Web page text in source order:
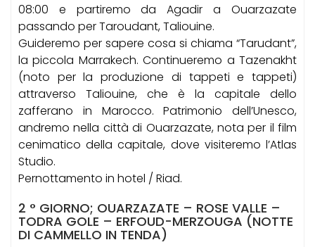
08:00 e partiremo da Agadir a Ouarzazate
passando per Taroudant, Taliouine.
Guideremo per sapere cosa si chiama “Tarudant”,
la piccola Marrakech. Continueremo a Tazenakht
(noto per la produzione di tappeti e tappeti)
attraverso Taliouine, che è la capitale dello
zafferano in Marocco. Patrimonio dell’Unesco,
andremo nella città di Ouarzazate, nota per il film
cenimatico della capitale, dove visiteremo l’Atlas
Studio.
Pernottamento in hotel / Riad.
2 ° GIORNO; OUARZAZATE – ROSE VALLE –
TODRA GOLE – ERFOUD-MERZOUGA (NOTTE
DI CAMMELLO IN TENDA)